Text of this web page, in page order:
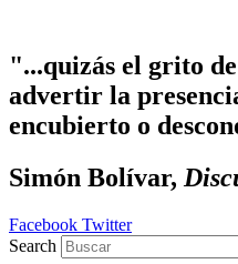
"...quizás el grito
advertir la
encubierto o
Simón Bolívar,
Facebook Twitter
Search